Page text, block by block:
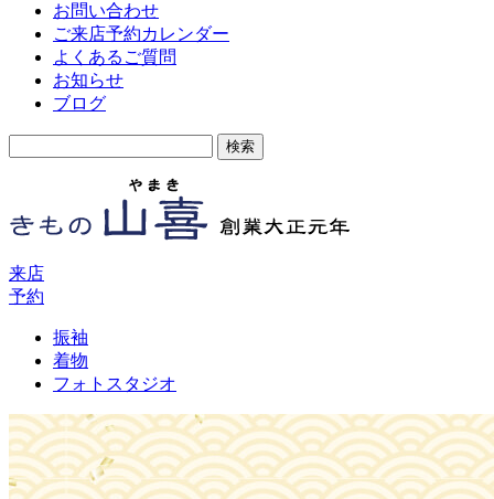
お問い合わせ
ご来店予約カレンダー
よくあるご質問
お知らせ
ブログ
来店
予約
振袖
着物
フォトスタジオ